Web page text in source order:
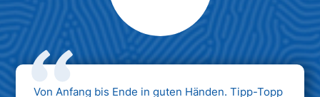
Max Mustermann
Unternehmen AG
Von Anfang bis Ende in guten Händen. Tipp-Topp